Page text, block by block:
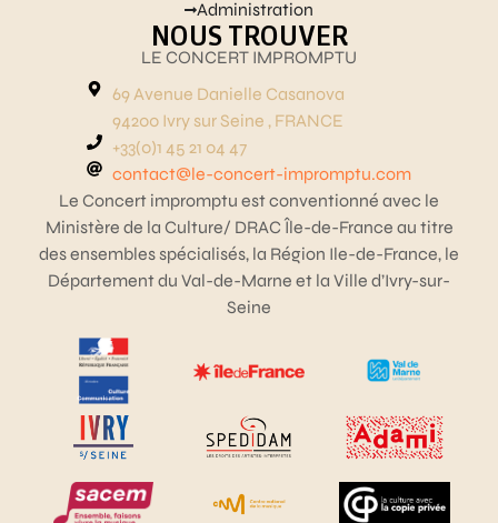
Administration
NOUS TROUVER
LE CONCERT IMPROMPTU
69 Avenue Danielle Casanova
94200 Ivry sur Seine , FRANCE
+33(0)1 45 21 04 47
contact@le-concert-impromptu.com
Le Concert impromptu est conventionné avec le
Ministère de la Culture/ DRAC Île-de-France au titre
des ensembles spécialisés, la Région Ile-de-France, le
Département du Val-de-Marne et la Ville d’Ivry-sur-
Seine